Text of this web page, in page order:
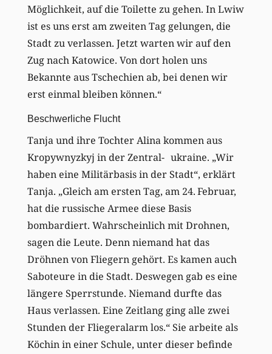
Möglichkeit, auf die Toilette zu gehen. In Lwiw
ist es uns erst am zweiten Tag gelungen, die
Stadt zu verlassen. Jetzt warten wir auf den
Zug nach Katowice. Von dort holen uns
Bekannte aus Tschechien ab, bei denen wir
erst einmal bleiben können.“
Beschwerliche Flucht
Tanja und ihre Tochter Alina kommen aus
Kropywnyzkyj in der Zentral- ukraine. „Wir
haben eine Militärbasis in der Stadt“, erklärt
Tanja. „Gleich am ersten Tag, am 24. Februar,
hat die russische Armee diese Basis
bombardiert. Wahrscheinlich mit Drohnen,
sagen die Leute. Denn niemand hat das
Dröhnen von Fliegern gehört. Es kamen auch
Saboteure in die Stadt. Deswegen gab es eine
längere Sperrstunde. Niemand durfte das
Haus verlassen. Eine Zeitlang ging alle zwei
Stunden der Fliegeralarm los.“ Sie arbeite als
Köchin in einer Schule, unter dieser ­befinde